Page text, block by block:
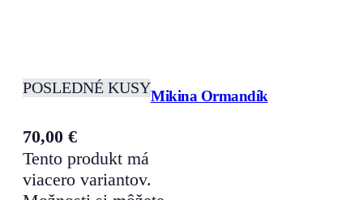
POSLEDNÉ KUSYMikina Ormandík
70,00 €
Tento produkt má
viacero variantov.